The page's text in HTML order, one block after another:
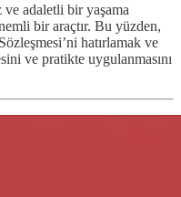
ve adaletli bir yaşama
bir araçtır. Bu yüzden,
hatırlamak ve
ve pratikte uygulanmasını